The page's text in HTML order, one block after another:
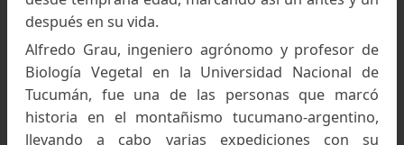
salteño y madre tucumana. Sus padres,
montañistas, empezaron a llevarlo a la
desde temprana edad, marcando así un antes y
después en su vida.
Alfredo Grau, ingeniero agrónomo y profesor